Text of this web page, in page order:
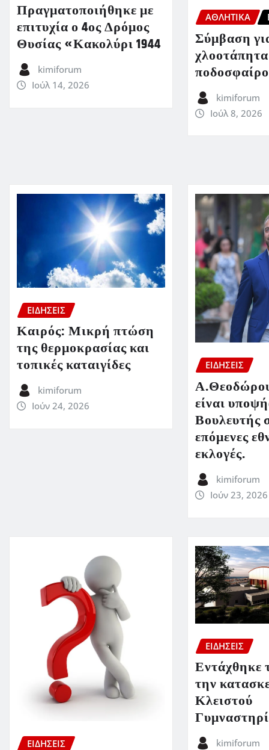
Πραγματοποιήθηκε με
επιτυχία ο 4ος Δρόμος
Θυσίας «Κακολύρι 1944
kimiforum
Ιούλ 14, 2026
ΑΘΛΗΤΙΚΑ
Σύμβαση
kimiforum
Ιούλ 8, 2026
ΕΙΔΗΣΕΙΣ
Καιρός: Μικρή πτώση
της θερμοκρασίας και
τοπικές καταιγίδες
kimiforum
Ιούν 24, 2026
ΕΙΔΗΣΕΙΣ
είναι
Βουλευτής
επόμενες
εκλογές.
kimiforum
Ιούν 23, 2026
ΕΙΔΗΣΕΙΣ
ΕΙΔΗΣΕΙΣ
Εντάχθηκε
την
Κλειστού
kimiforum